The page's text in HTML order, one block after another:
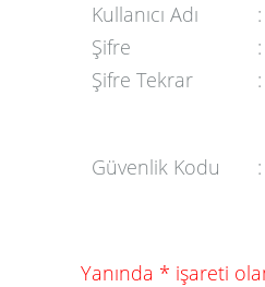
Kullanıcı Adı :
Şifre
:
Şifre Tekrar
:
Güvenlik Kodu :
Yanında * işareti